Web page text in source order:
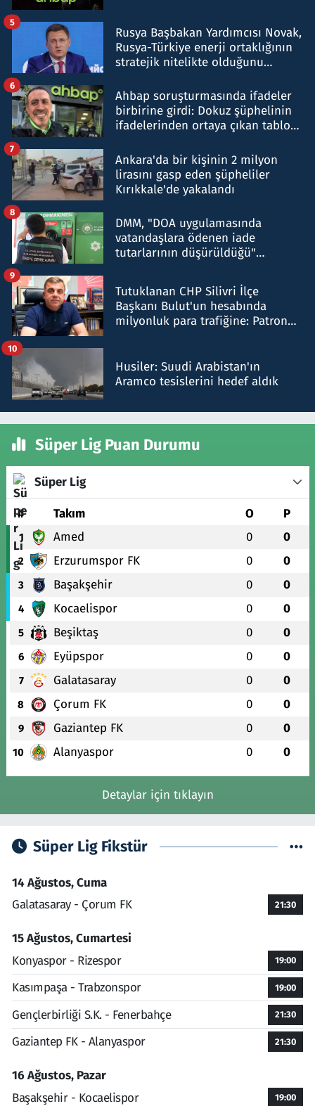
Rusya Başbakan Yardımcısı Novak,
Rusya-Türkiye enerji ortaklığının
stratejik nitelikte olduğunu
5
Ahbap soruşturmasında ifadeler
birbirine girdi: Dokuz şüphelinin
ifadelerinden ortaya çıkan tablo
6
Ankara'da bir kişinin 2 milyon
lirasını gasp eden şüpheliler
Kırıkkale'de yakalandı
7
DMM, "DOA uygulamasında
vatandaşlara ödenen iade
tutarlarının düşürüldüğü"
8
Tutuklanan CHP Silivri İlçe
Başkanı Bulut'un hesabında
milyonluk para trafiğine: Patron
9
Husiler: Suudi Arabistan'ın
Aramco tesislerini hedef aldık
10
Süper Lig Puan Durumu
Süper Lig
# Takım O P
1 Amed 0 0
2 Erzurumspor FK 0 0
3 Başakşehir 0 0
4 Kocaelispor 0 0
5 Beşiktaş 0 0
6 Eyüpspor 0 0
7 Galatasaray 0 0
8 Çorum FK 0 0
9 Gaziantep FK 0 0
10 Alanyaspor 0 0
Detaylar için tıklayın
Süper Lig Fikstür
14 Ağustos, Cuma
Galatasaray - Çorum FK
21:30
15 Ağustos, Cumartesi
Konyaspor - Rizespor
19:00
Kasımpaşa - Trabzonspor 19:00
Gençlerbirliği S.K. - Fenerbahçe 21:30
Gaziantep FK - Alanyaspor 21:30
16 Ağustos, Pazar
Başakşehir - Kocaelispor
19:00